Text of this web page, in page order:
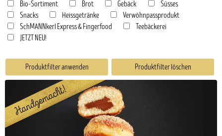
Bio-Sortiment
Brot Gebäck
Süsses
Snacks
Heissgetränke
Verwöhnpassprodukt
SchMANNkerl Express & Fingerfood
Teebäckerei
JETZT NEU!
Produktfilter anwenden Produktfilter löschen